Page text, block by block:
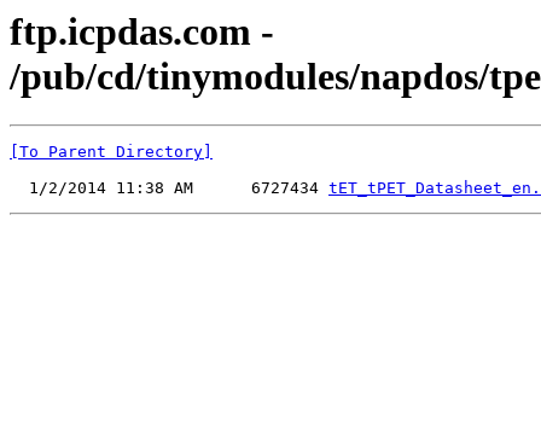
ftp.icpdas.com -
/pub/cd/tinymodules/napdos/
[To Parent Directory]
  1/2/2014 11:38 AM      6727434